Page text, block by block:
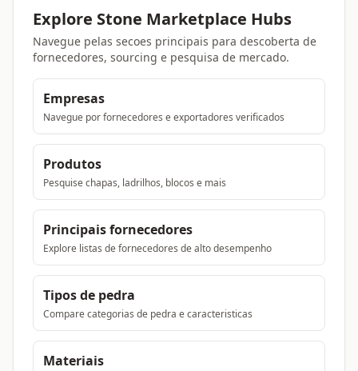
Explore Stone Marketplace Hubs
Navegue pelas secoes principais para descoberta de
fornecedores, sourcing e pesquisa de mercado.
Empresas
Navegue por fornecedores e exportadores verificados
Produtos
Pesquise chapas, ladrilhos, blocos e mais
Principais fornecedores
Explore listas de fornecedores de alto desempenho
Tipos de pedra
Compare categorias de pedra e caracteristicas
Materiais